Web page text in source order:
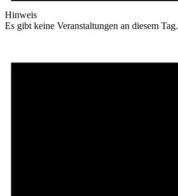
Hinweis
Es gibt keine Veranstaltungen an diesem Tag.